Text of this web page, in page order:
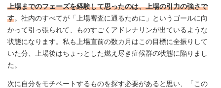
上場までのフェーズを経験して思ったのは、上場の引力の強さで
す。社内のすべてが「上場審査に通るために」というゴールに向
かって引っ張られて、ものすごくアドレナリンが出ているような
状態になります。私も上場直前の数カ月はこの目標に全振りして
いた分、上場後はちょっとした燃え尽き症候群の状態に陥りまし
た。
次に自分をモチベートするものを探す必要があると思い、「この